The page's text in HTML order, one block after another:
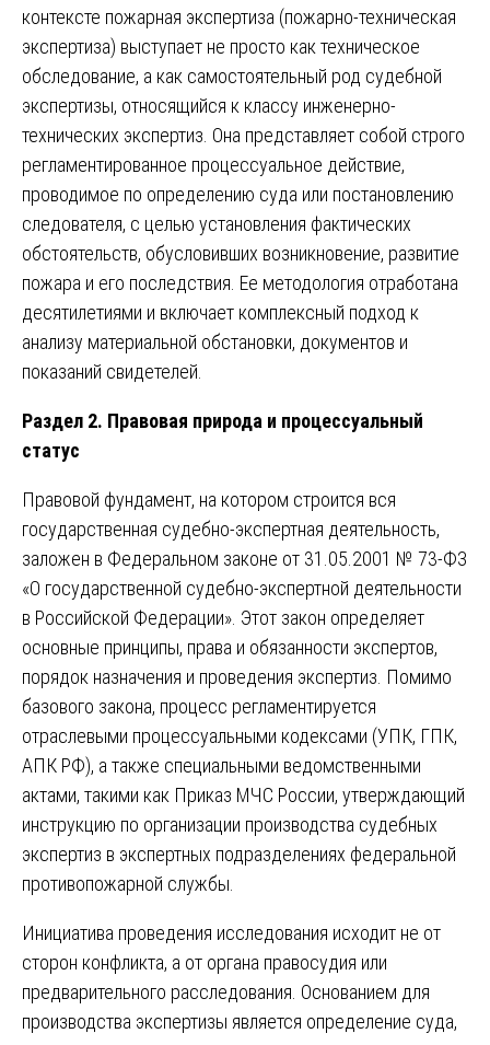
контексте пожарная экспертиза (пожарно-техническая
экспертиза) выступает не просто как техническое
обследование, а как самостоятельный род судебной
экспертизы, относящийся к классу инженерно-
технических экспертиз. Она представляет собой строго
регламентированное процессуальное действие,
проводимое по определению суда или постановлению
следователя, с целью установления фактических
обстоятельств, обусловивших возникновение, развитие
пожара и его последствия. Ее методология отработана
десятилетиями и включает комплексный подход к
анализу материальной обстановки, документов и
показаний свидетелей.
Раздел 2. Правовая природа и процессуальный
статус
Правовой фундамент, на котором строится вся
государственная судебно-экспертная деятельность,
заложен в Федеральном законе от 31.05.2001 № 73-ФЗ
«О государственной судебно-экспертной деятельности
в Российской Федерации». Этот закон определяет
основные принципы, права и обязанности экспертов,
порядок назначения и проведения экспертиз. Помимо
базового закона, процесс регламентируется
отраслевыми процессуальными кодексами (УПК, ГПК,
АПК РФ), а также специальными ведомственными
актами, такими как Приказ МЧС России, утверждающий
инструкцию по организации производства судебных
экспертиз в экспертных подразделениях федеральной
противопожарной службы.
Инициатива проведения исследования исходит не от
сторон конфликта, а от органа правосудия или
предварительного расследования. Основанием для
производства экспертизы является определение суда,